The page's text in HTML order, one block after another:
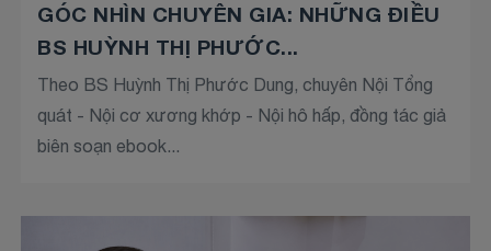
GÓC NHÌN CHUYÊN GIA: NHỮNG ĐIỀU
BS HUỲNH THỊ PHƯỚC...
Theo BS Huỳnh Thị Phước Dung, chuyên Nội Tổng
quát - Nội cơ xương khớp - Nội hô hấp, đồng tác giả
biên soạn ebook...